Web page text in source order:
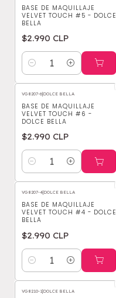
BASE DE MAQUILLAJE
VELVET TOUCH #5 - DOLCE
BELLA
$2.990 CLP
Cantidad
VG8207-6|DOLCE BELLA
BASE DE MAQUILLAJE
VELVET TOUCH #6 -
DOLCE BELLA
$2.990 CLP
Cantidad
VG8207-4|DOLCE BELLA
BASE DE MAQUILLAJE
VELVET TOUCH #4 - DOLCE
BELLA
$2.990 CLP
Cantidad
VG8210-1|DOLCE BELLA